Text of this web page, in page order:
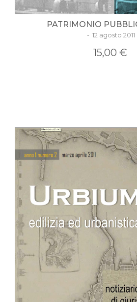
PATRIMONIO
- 12 agosto 2011
15,00 €